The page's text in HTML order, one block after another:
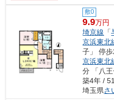
敷0
9.9万円
埼京線 「
京浜東北
子」 停
京浜東北
分 「八
築4年 /
埼玉県さ